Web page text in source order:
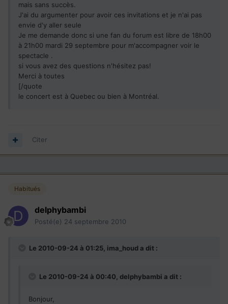
mais sans succès.
J'ai du argumenter pour avoir ces invitations et je n'ai pas
envie d'y aller seule
Je me demande donc si une fan du forum est libre de 18h00
à 21h00 mardi 29 septembre pour m'accompagner voir le
spectacle .
si vous avez des questions n'hésitez pas!
Merci à toutes
[/quote
le concert est à Quebec ou bien à Montréal.
Citer
Habitués
delphybambi
Posté(e) 24 septembre 2010
Le 2010-09-24 à 01:25, ima_houd a dit :
Le 2010-09-24 à 00:40, delphybambi a dit :
Bonjour,